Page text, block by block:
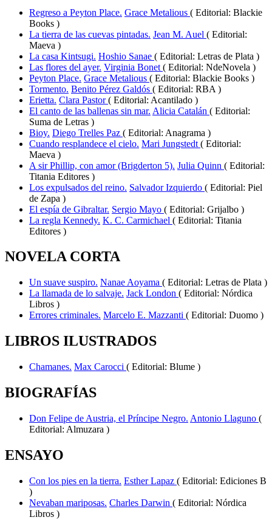
Regreso a Peyton Place. Grace Metalious ( Editorial: Blackie
Books )
La tierra de las cuevas pintadas. Jean M. Auel ( Editorial:
Maeva )
La casa Kintsugi. Hoshio Sanae ( Editorial: Letras de Plata )
Las flores del ayer. Virginia Bonet ( Editorial: NdeNovela )
Peyton Place. Grace Metalious ( Editorial: Blackie Books )
Tormento. Benito Pérez Galdós ( Editorial: RBA )
Erietta. Clara Pastor( Editorial: Acantilado )
El canto de las ballenas sin mar. Alicia Catalán ( Editorial:
Suma de Letras )
Bioy. Diego Trelles Paz ( Editorial: Anagrama )
Cuando resplandece el cielo. Mari Jungstedt ( Editorial:
Maeva )
A sir Phillip, con amor (Brigderton 5). Julia Quinn ( Editorial:
Titania Editores )
Los expulsados del reino. Salvador Izquierdo ( Editorial: Piel
de Zapa )
El espía de Gibraltar. Sergio Mayo ( Editorial: Grijalbo )
La regla Kennedy. K. C. Carmichael ( Editorial: Titania
Editores )
NOVELA CORTA
Un suave suspiro. Nanae Aoyama ( Editorial: Letras de Plata )
La llamada de lo salvaje. Jack London ( Editorial: Nórdica
Libros )
Errores criminales. Marcelo E. Mazzanti ( Editorial: Duomo )
LIBROS ILUSTRADOS
Chamanes. Max Carocci ( Editorial: Blume )
BIOGRAFÍAS
Don Felipe de Austria, el Príncipe Negro. Antonio Llaguno (
Editorial: Almuzara )
ENSAYO
Con los pies en la tierra. Esther Lapaz ( Editorial: Ediciones B
)
Nevaban mariposas. Charles Darwin ( Editorial: Nórdica
Libros )